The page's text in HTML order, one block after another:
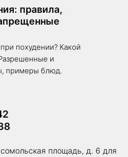
правила,
похудении? Какой
и
примеры блюд.
площадь, д. 6 для